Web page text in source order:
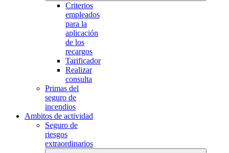
Criterios
empleados
para la
aplicación
de los
recargos
Tarificador
Realizar
consulta
Primas del
seguro de
incendios
Ambitos de actividad
Seguro de
riesgos
extraordinarios